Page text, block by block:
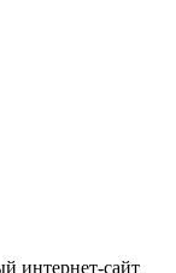
интернет-сайт